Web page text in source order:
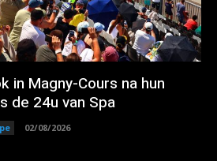
in Magny-Cours na hun
de 24u van Spa
02/08/2026